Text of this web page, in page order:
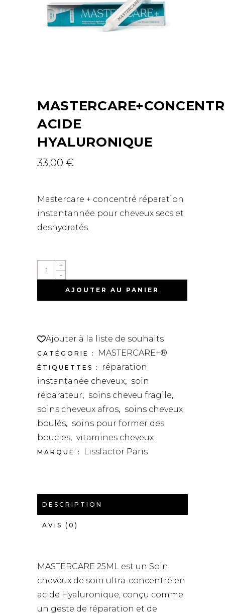
ACIDE
HYALURONIQUE
33,00 €
Mastercare + concentré réparation
instantannée pour cheveux secs et
deshydratés.
MASTERCARE+CONCENTRÉ
ACIDE
HYALURONIQUE
QUANTITÉ
-
+
AJOUTER AU PANIER
Ajouter à la liste de souhaits
CATÉGORIE : MASTERCARE+®
ÉTIQUETTES :
réparation
instantanée cheveux, soin
réparateur, soins cheveu fragile,
soins cheveux afros, soins cheveux
boulés, soins pour former des
boucles, vitamines cheveux
MARQUE : Lissfactor Paris
DESCRIPTION
AVIS (0)
MASTERCARE 25ML est un Soin
cheveux de soin ultra-concentré en
acide Hyaluronique, conçu comme
un geste de réparation et de